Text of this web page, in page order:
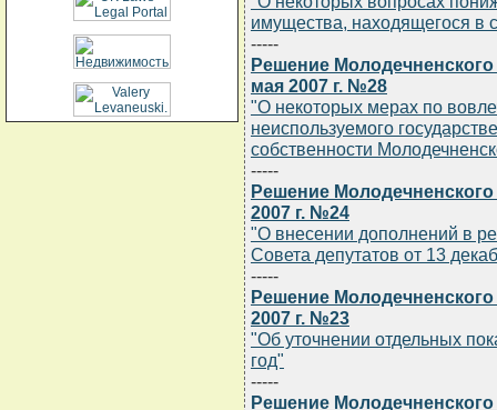
имущества, находящегося в
-----
Решение Молодечненского
мая 2007 г. №28
"О некоторых мерах по
неиспользуемого
собственности
-----
Решение
2007 г. №24
"О внесении дополнений в
Совета депутатов от 13
-----
Решение
2007 г. №23
"Об уточнении отдельных
год"
-----
Решение